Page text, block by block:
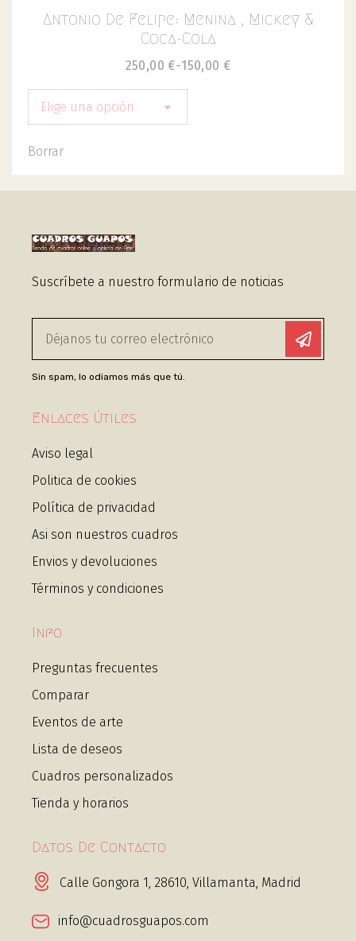
Antonio De Felipe: Menina , Mickey &
Coca-Cola
150,00 €
-
250,00 €
Elige una opción
Borrar
Suscríbete a nuestro formulario de noticias
Sin spam, lo odiamos más que tú.
Enlaces Útiles
Aviso legal
Politica de cookies
Política de privacidad
Asi son nuestros cuadros
Envios y devoluciones
Términos y condiciones
Info
Preguntas frecuentes
Comparar
Eventos de arte
Lista de deseos
Cuadros personalizados
Tienda y horarios
Datos De Contacto
Calle Gongora 1, 28610, Villamanta, Madrid
info@cuadrosguapos.com